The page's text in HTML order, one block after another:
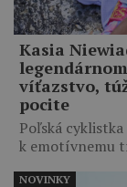
Kasia
víťazstvo,
pocite
Poľská
k emotívnemu
NOVINKY